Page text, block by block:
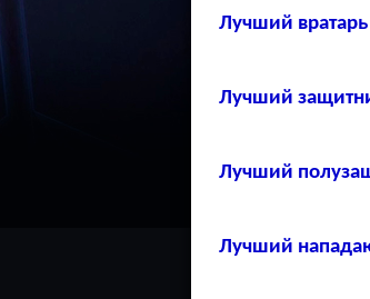
Лучший вратарь
Лучший
Лучший
Лучший